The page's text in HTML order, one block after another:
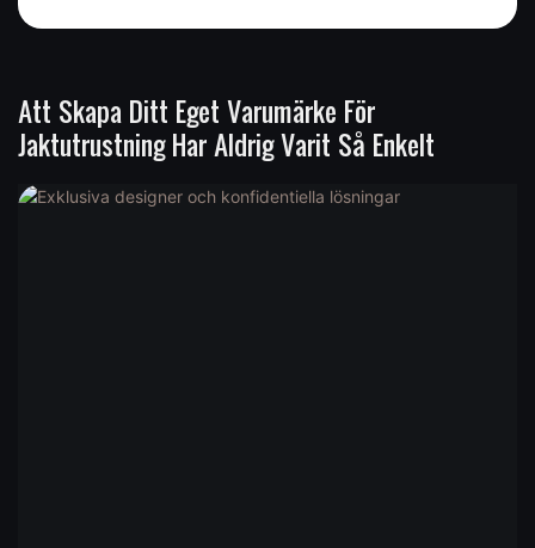
Att Skapa Ditt Eget Varumärke För
Jaktutrustning Har Aldrig Varit Så Enkelt